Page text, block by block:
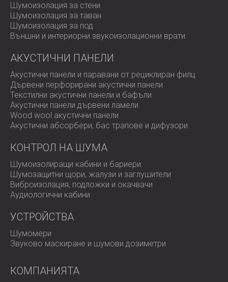
Шумоизолация за стени
Шумоизолация за таван
Шумоизолация за под
Външни и интериорни звукоизолационни врати
АКУСТИЧНИ ПАНЕЛИ
Акустични панели и паравани от рециклиран филц
Дървени перфорирани акустични панели
Текстилни акустични панели и бафъли
Акустични панели дървени ламели
Wood wool акустични панели
Акустични абсорбери, бас трапове и дифузoри.
КОНТРОЛ НА ШУМА
Шумоизолиращи кабини и бариери
Шумозащитни щори, жалузи и заглушители
Виброизолация, подложки и окачвачи
Аудиологични кабини
УСТРОЙСТВА
Шумомери
Звуково маскиране и шумови дозиметри
КОМПАНИЯТА